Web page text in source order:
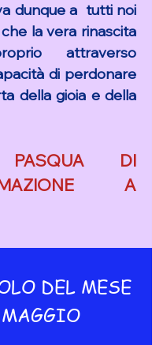
dunque a tutti noi
la vera rinascita
attraverso
di perdonare
della gioia e della
PASQUA DI
A
DEL MESE